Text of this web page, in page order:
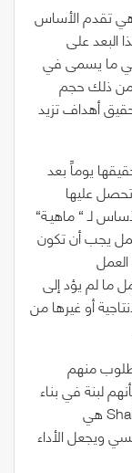
تقدم الأساس
البعد على
ما يسمى في
ذلك حجم
أهداف تزيد
يوماً بعد
عليها
لـ“ماهيـة“
يجب أن تكون
ما لم يؤد إلى
أو غيرها من
منهم
لبنة في بناء
هي
ويجعل الأداء